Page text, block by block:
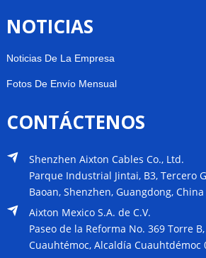
NOTICIAS
Noticias De La Empresa
Fotos De Envío Mensual
CONTÁCTENOS
Shenzhen Aixton Cables Co., Ltd.
Parque Industrial Jintai, B3, Tercero
Baoan, Shenzhen, Guangdong, China
Aixton Mexico S.A. de C.V.
Paseo de la Reforma No. 369 Torre
Cuauhtémoc, Alcaldía Cuauhtdémoc